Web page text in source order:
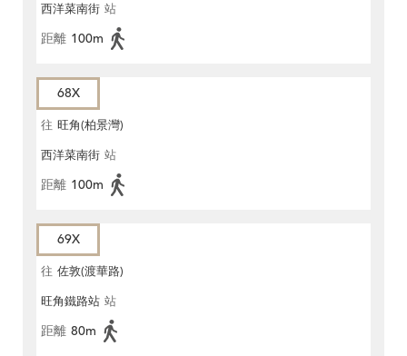
西洋菜南街 站
距離 100m
68X
往 旺角(柏景灣)
西洋菜南街 站
距離 100m
69X
往 佐敦(渡華路)
旺角鐵路站 站
距離 80m